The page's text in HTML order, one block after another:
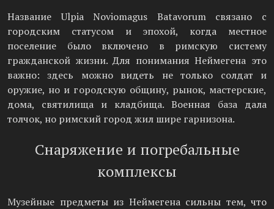
Название Ulpia Noviomagus Batavorum связано с
городским статусом и эпохой, когда местное
поселение было включено в римскую систему
гражданской жизни. Для понимания Неймегена это
важно: здесь можно видеть не только солдат и
оружие, но и городскую общину, рынок, мастерские,
дома, святилища и кладбища. Военная база дала
толчок, но римский город жил шире гарнизона.
Снаряжение и погребальные
комплексы
Музейные предметы из Неймегена сильны тем, что